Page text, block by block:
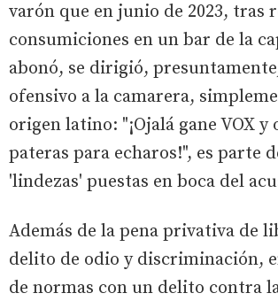
varón que en junio de 2023, tras
consumiciones en un bar de la
abonó, se dirigió,
ofensivo a la camarera,
origen latino: "¡Ojalá gane VOX y
pateras para echaros!", es parte
'lindezas' puestas en boca del
Además de la pena privativa de
delito de odio y discriminación,
de normas con un delito contra